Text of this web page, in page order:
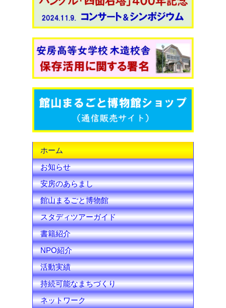
e
b
o
o
t
t
e
r
T
u
b
e
C
h
n
n
e
l
ホーム
お知らせ
安房のあらまし
館山まるごと博物館
スタディツアーガイド
書籍紹介
NPO紹介
活動実績
持続可能なまちづくり
ネットワーク